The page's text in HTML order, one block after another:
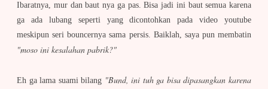
Ibaratnya, mur dan baut nya ga pas. Bisa jadi ini baut semua karena
ga ada lubang seperti yang dicontohkan pada video youtube
meskipun seri bouncernya sama persis. Baiklah, saya pun membatin
"moso ini kesalahan pabrik?"
Eh ga lama suami bilang "Bund, ini tuh ga bisa dipasangkan karena